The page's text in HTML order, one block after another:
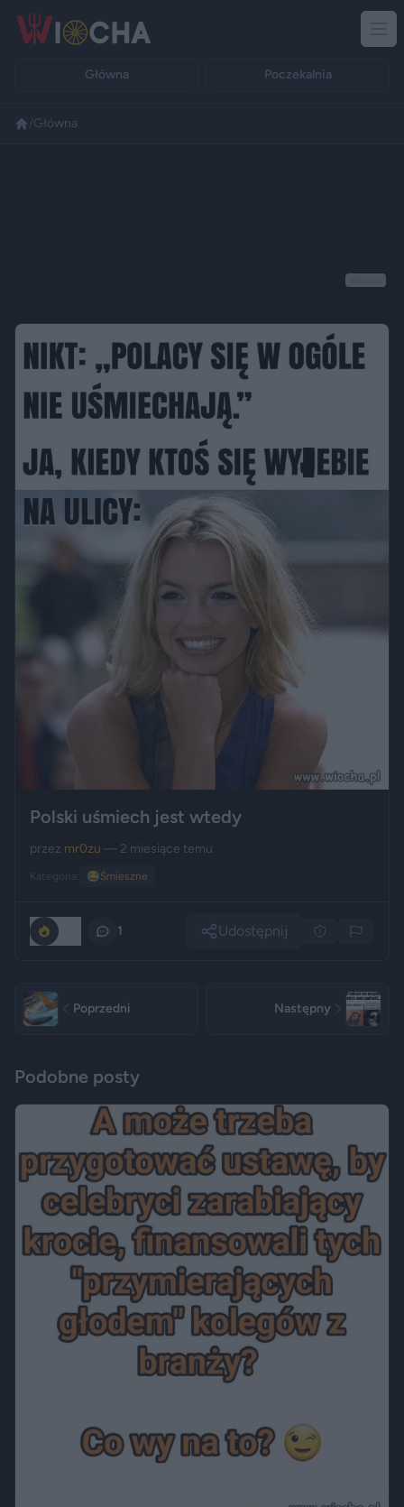
Główna Poczekalnia
Główna
Polski uśmiech jest wtedy
przez mr0zu — 2 miesiące temu
Kategoria: 😂Śmieszne
1 Udostępnij
Poprzedni Następny
Podobne posty